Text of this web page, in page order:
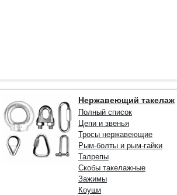
Нержавеющий такелаж
Полный список
Цепи и звенья
Тросы нержавеющие
Рым-болты и рым-гайки
Талрепы
Скобы такелажные
Зажимы
Коуши